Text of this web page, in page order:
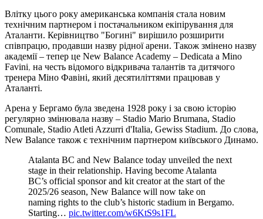
Влітку цього року американська компанія стала новим
технічним партнером і постачальником екіпірування для
Аталанти. Керівництво "Богині" вирішило розширити
співпрацю, продавши назву рідної арени. Також змінено назву
академії – тепер це New Balance Academy – Dedicata a Mino
Favini, на честь відомого відкривача талантів та дитячого
тренера Міно Фавіні, який десятиліттями працював у
Аталанті.
Арена у Бергамо була зведена 1928 року і за свою історію
регулярно змінювала назву – Stadio Mario Brumana, Stadio
Comunale, Stadio Atleti Azzurri d'Italia, Gewiss Stadium. До слова,
New Balance також є технічним партнером київського Динамо.
Atalanta BC and New Balance today unveiled the next
stage in their relationship. Having become Atalanta
BC’s official sponsor and kit creator at the start of the
2025/26 season, New Balance will now take on
naming rights to the club’s historic stadium in Bergamo.
Starting… pic.twitter.com/w6KtS9s1FL